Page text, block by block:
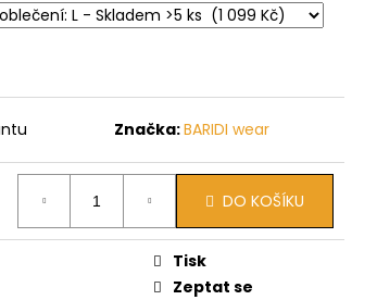
Značka:BARIDI wear
DO KOŠÍKU
Tisk
Zeptat se